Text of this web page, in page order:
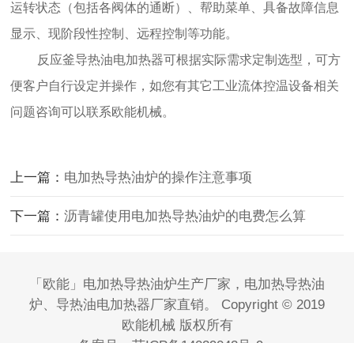
运转状态（包括各阀体的通断）、帮助菜单、具备故障信息
显示、现阶段性控制、远程控制等功能。
反应釜导热油电加热器可根据实际需求定制选型，可方
便客户自行设定并操作，如您有其它工业流体控温设备相关
问题咨询可以联系欧能机械。
上一篇： 电加热导热油炉的操作注意事项
下一篇：沥青罐使用电加热导热油炉的电费怎么算
「欧能」电加热导热油炉生产厂家，电加热导热油
炉、导热油电加热器厂家直销。 Copyright © 2019
欧能机械 版权所有